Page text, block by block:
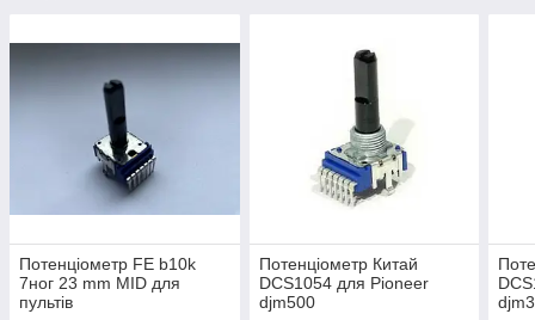
Потенціометр FE b10k
7ног 23 mm MID для
пультів
Потенціометр Китай
DCS1054 для Pioneer
djm500